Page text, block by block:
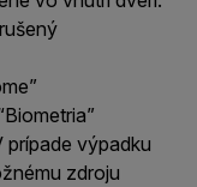
prípade výpadku
zdroju